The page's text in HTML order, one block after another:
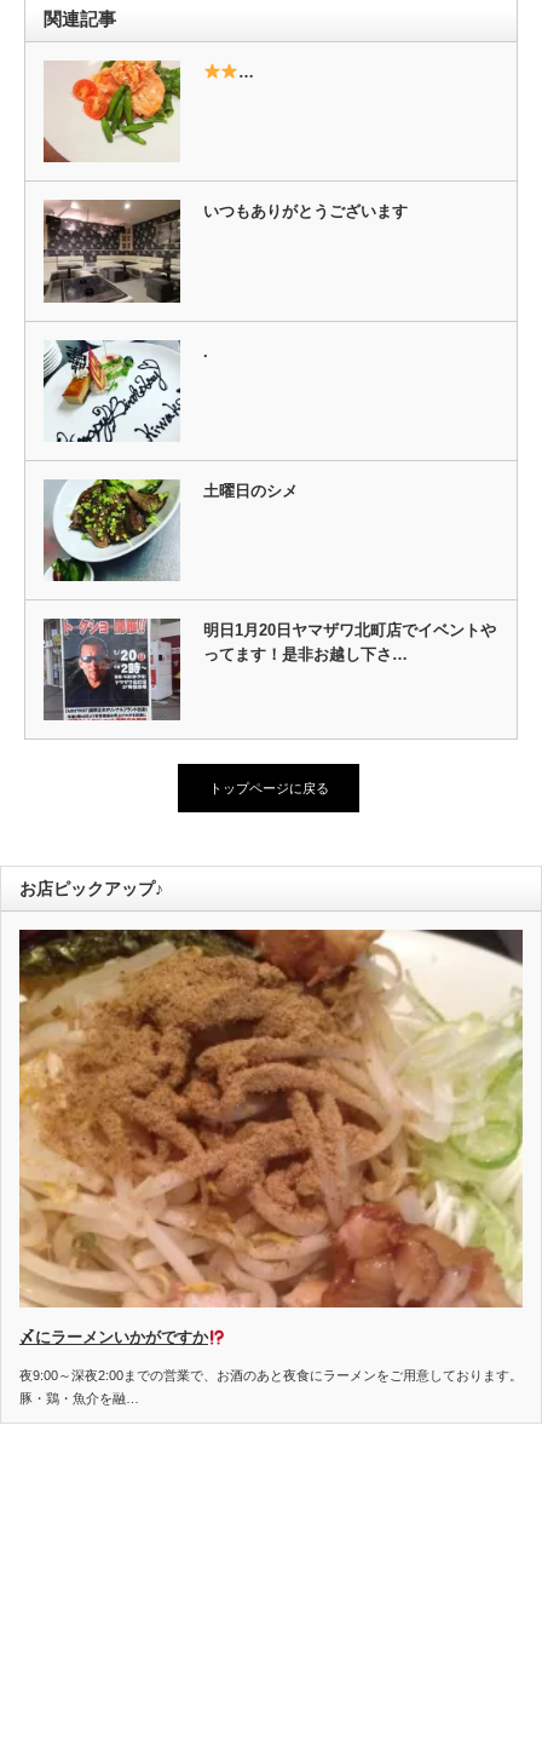
ウ
で
開
き
す)
し
い
ウ
ィ
ン
ド
ウ
で
開
ま
す)
関連記事
…
いつもありがとうございます
.
土曜日のシメ
明日1月20日ヤマザワ北町店でイベントや
ってます！是非お越し下さ…
トップページに戻る
お店ピックアップ♪
〆にラーメンいかがですか
夜9:00～深夜2:00までの営業で、お酒のあと夜食にラーメンをご用意しております。
豚・鶏・魚介を融…